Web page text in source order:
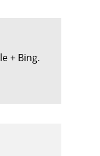
+ Bing.